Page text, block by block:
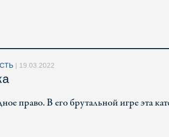
| 19.03.2022
право. В его брутальной игре эта